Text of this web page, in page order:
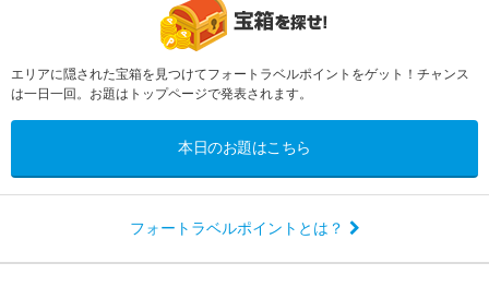
エリアに隠された宝箱を見つけてフォートラベルポイントをゲット！チャンス
は一日一回。お題はトップページで発表されます。
本日のお題はこちら
フォートラベルポイントとは？